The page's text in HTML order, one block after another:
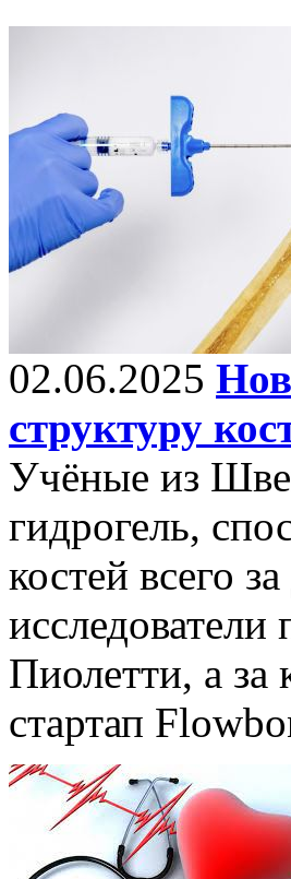
02.06.2025
структуру
Учёные из
гидрогель,
костей всего
Пиолетти, а за
стартап